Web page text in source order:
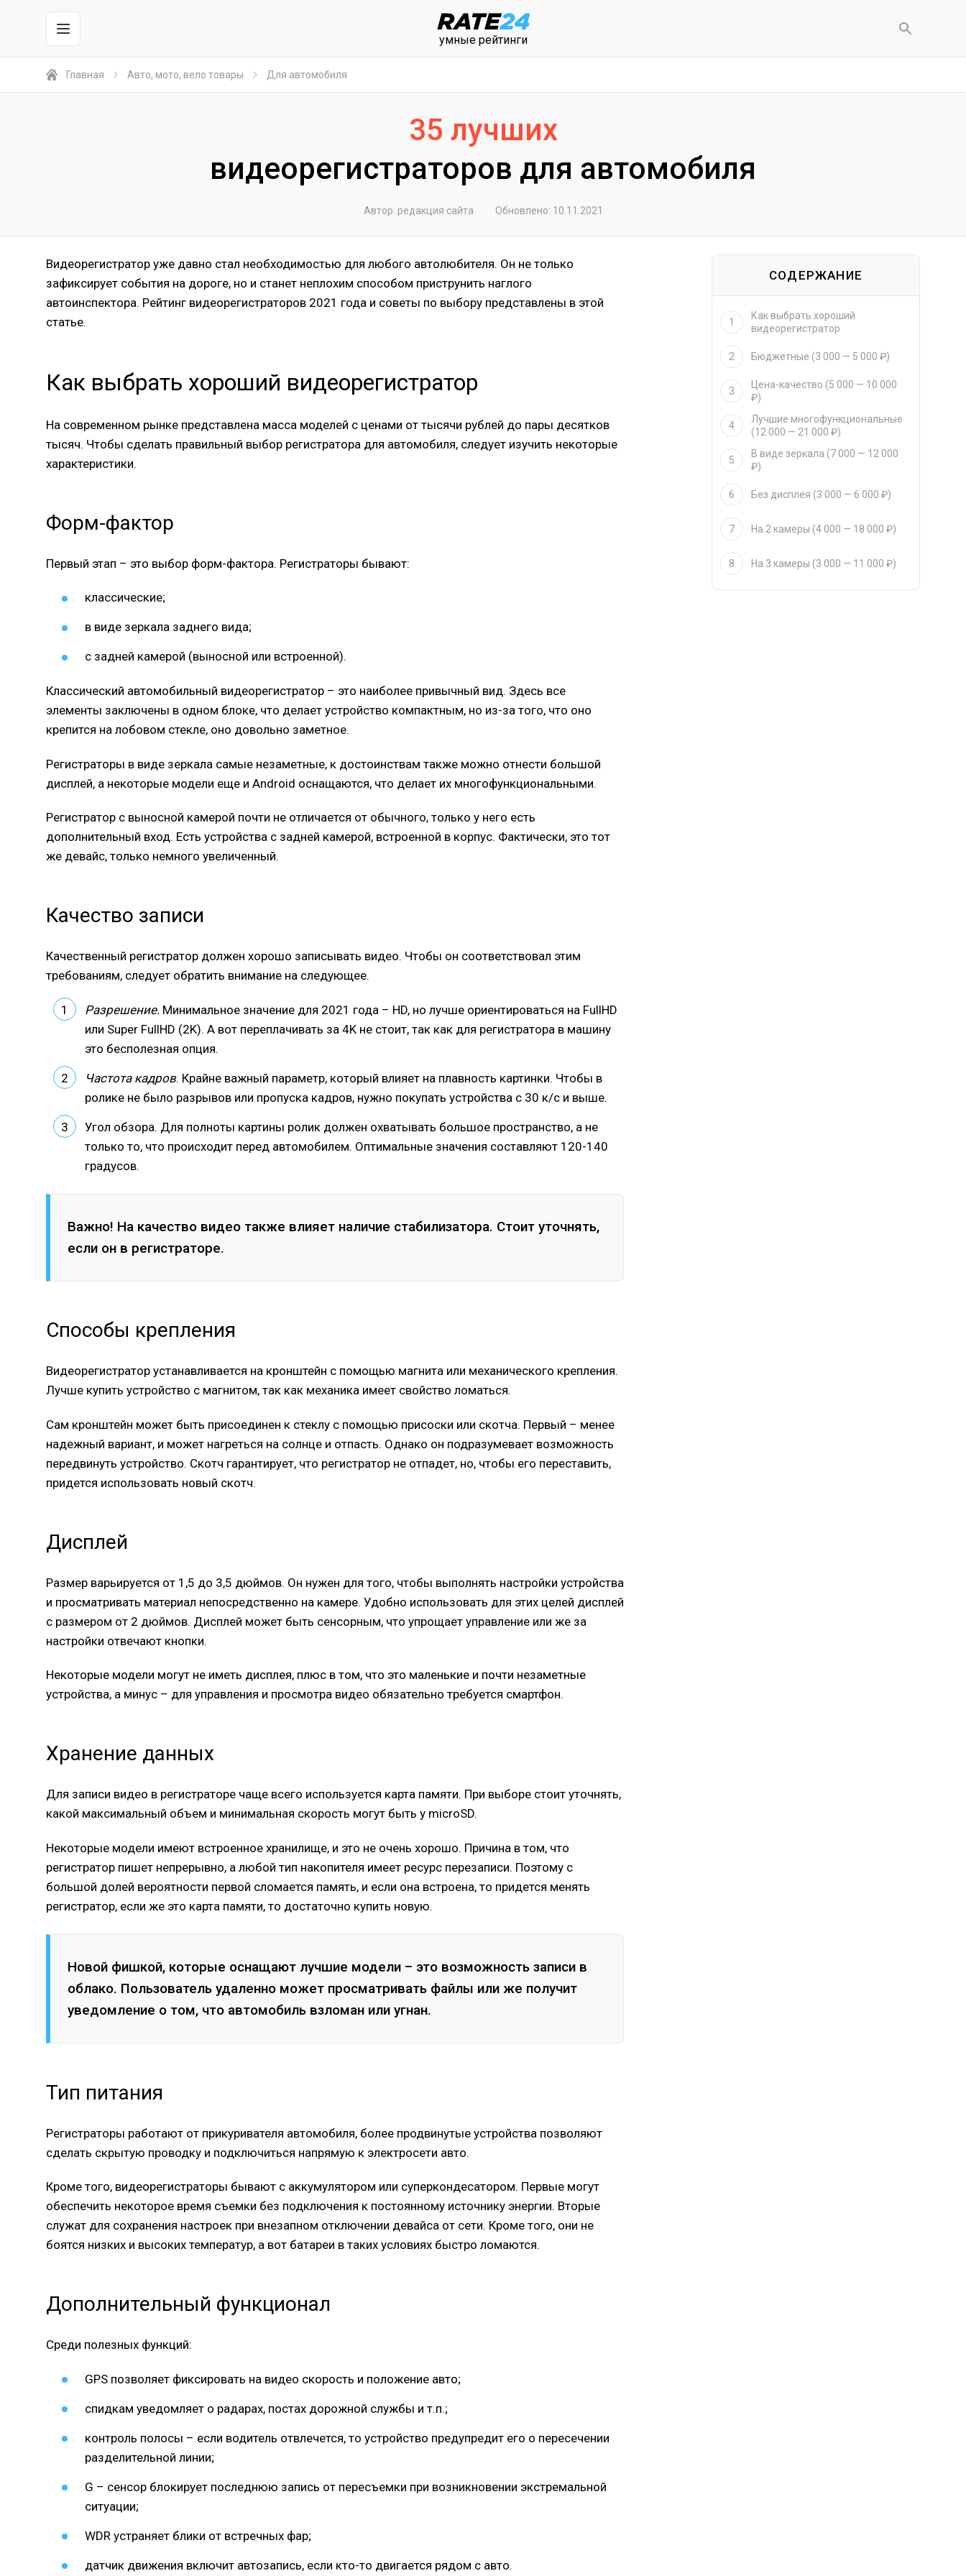
умные рейтинги
Главная Авто, мото, вело товары Для автомобиля
35 лучших
видеорегистраторов для автомобиля
Автор: редакция сайта Обновлено: 10.11.2021
СОДЕРЖАНИЕ
1
Как выбрать хороший
видеорегистратор
2 Бюджетные (3 000 — 5 000 ₽)
3
Цена-качество (5 000 — 10 000
₽)
4
Лучшие многофункциональные
(12 000 — 21 000 ₽)
5
В виде зеркала (7 000 — 12 000
₽)
6 Без дисплея (3 000 — 6 000 ₽)
7 На 2 камеры (4 000 — 18 000 ₽)
8 На 3 камеры (3 000 — 11 000 ₽)
Видеорегистратор уже давно стал необходимостью для любого автолюбителя. Он не только
зафиксирует события на дороге, но и станет неплохим способом приструнить наглого
автоинспектора. Рейтинг видеорегистраторов 2021 года и советы по выбору представлены в этой
статье.
Как выбрать хороший видеорегистратор
На современном рынке представлена масса моделей с ценами от тысячи рублей до пары десятков
тысяч. Чтобы сделать правильный выбор регистратора для автомобиля, следует изучить некоторые
характеристики.
Форм-фактор
Первый этап – это выбор форм-фактора. Регистраторы бывают:
классические;
в виде зеркала заднего вида;
с задней камерой (выносной или встроенной).
Классический автомобильный видеорегистратор – это наиболее привычный вид. Здесь все
элементы заключены в одном блоке, что делает устройство компактным, но из-за того, что оно
крепится на лобовом стекле, оно довольно заметное.
Регистраторы в виде зеркала самые незаметные, к достоинствам также можно отнести большой
дисплей, а некоторые модели еще и Android оснащаются, что делает их многофункциональными.
Регистратор с выносной камерой почти не отличается от обычного, только у него есть
дополнительный вход. Есть устройства с задней камерой, встроенной в корпус. Фактически, это тот
же девайс, только немного увеличенный.
Качество записи
Качественный регистратор должен хорошо записывать видео. Чтобы он соответствовал этим
требованиям, следует обратить внимание на следующее.
Разрешение. Минимальное значение для 2021 года – HD, но лучше ориентироваться на FullHD
или Super FullHD (2K). А вот переплачивать за 4K не стоит, так как для регистратора в машину
это бесполезная опция.
Частота кадров. Крайне важный параметр, который влияет на плавность картинки. Чтобы в
ролике не было разрывов или пропуска кадров, нужно покупать устройства с 30 к/с и выше.
Угол обзора. Для полноты картины ролик должен охватывать большое пространство, а не
только то, что происходит перед автомобилем. Оптимальные значения составляют 120-140
градусов.
Важно! На качество видео также влияет наличие стабилизатора. Стоит уточнять,
если он в регистраторе.
Способы крепления
Видеорегистратор устанавливается на кронштейн с помощью магнита или механического крепления.
Лучше купить устройство с магнитом, так как механика имеет свойство ломаться.
Сам кронштейн может быть присоединен к стеклу с помощью присоски или скотча. Первый – менее
надежный вариант, и может нагреться на солнце и отпасть. Однако он подразумевает возможность
передвинуть устройство. Скотч гарантирует, что регистратор не отпадет, но, чтобы его переставить,
придется использовать новый скотч.
Дисплей
Размер варьируется от 1,5 до 3,5 дюймов. Он нужен для того, чтобы выполнять настройки устройства
и просматривать материал непосредственно на камере. Удобно использовать для этих целей дисплей
с размером от 2 дюймов. Дисплей может быть сенсорным, что упрощает управление или же за
настройки отвечают кнопки.
Некоторые модели могут не иметь дисплея, плюс в том, что это маленькие и почти незаметные
устройства, а минус – для управления и просмотра видео обязательно требуется смартфон.
Хранение данных
Для записи видео в регистраторе чаще всего используется карта памяти. При выборе стоит уточнять,
какой максимальный объем и минимальная скорость могут быть у microSD.
Некоторые модели имеют встроенное хранилище, и это не очень хорошо. Причина в том, что
регистратор пишет непрерывно, а любой тип накопителя имеет ресурс перезаписи. Поэтому с
большой долей вероятности первой сломается память, и если она встроена, то придется менять
регистратор, если же это карта памяти, то достаточно купить новую.
Новой фишкой, которые оснащают лучшие модели – это возможность записи в
облако. Пользователь удаленно может просматривать файлы или же получит
уведомление о том, что автомобиль взломан или угнан.
Тип питания
Регистраторы работают от прикуривателя автомобиля, более продвинутые устройства позволяют
сделать скрытую проводку и подключиться напрямую к электросети авто.
Кроме того, видеорегистраторы бывают с аккумулятором или суперкондесатором. Первые могут
обеспечить некоторое время съемки без подключения к постоянному источнику энергии. Вторые
служат для сохранения настроек при внезапном отключении девайса от сети. Кроме того, они не
боятся низких и высоких температур, а вот батареи в таких условиях быстро ломаются.
Дополнительный функционал
Среди полезных функций:
GPS позволяет фиксировать на видео скорость и положение авто;
спидкам уведомляет о радарах, постах дорожной службы и т.п.;
контроль полосы – если водитель отвлечется, то устройство предупредит его о пересечении
разделительной линии;
G – сенсор блокирует последнюю запись от пересъемки при возникновении экстремальной
ситуации;
WDR устраняет блики от встречных фар;
датчик движения включит автозапись, если кто-то двигается рядом с авто.